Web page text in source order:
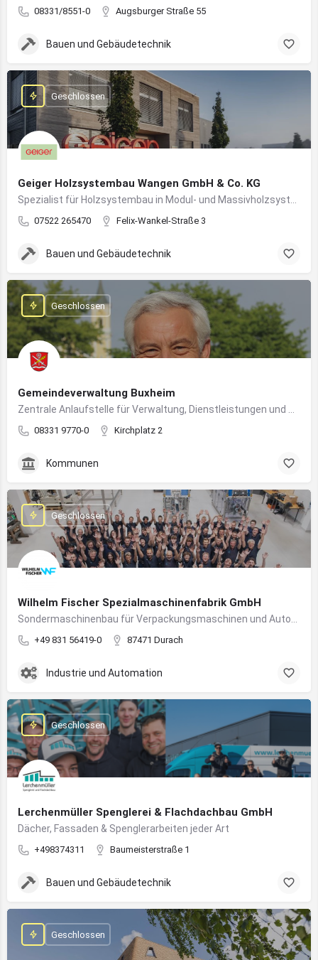
08331/8551-0 Augsburger Straße 55
Bauen und Gebäudetechnik
Geiger Holzsystembau Wangen GmbH & Co. KG
07522 265470 Felix-Wankel-Straße 3
Geschlossen
Bauen und Gebäudetechnik
Gemeindeverwaltung Buxheim
08331 9770-0 Kirchplatz 2
Geschlossen
Kommunen
Wilhelm Fischer Spezialmaschinenfabrik GmbH
+49 831 56419-0 87471 Durach
Geschlossen
Industrie und Automation
Lerchenmüller Spenglerei & Flachdachbau GmbH
Dächer, Fassaden & Spenglerarbeiten jeder Art
+498374311 Baumeisterstraße 1
Geschlossen
Bauen und Gebäudetechnik
Geschlossen